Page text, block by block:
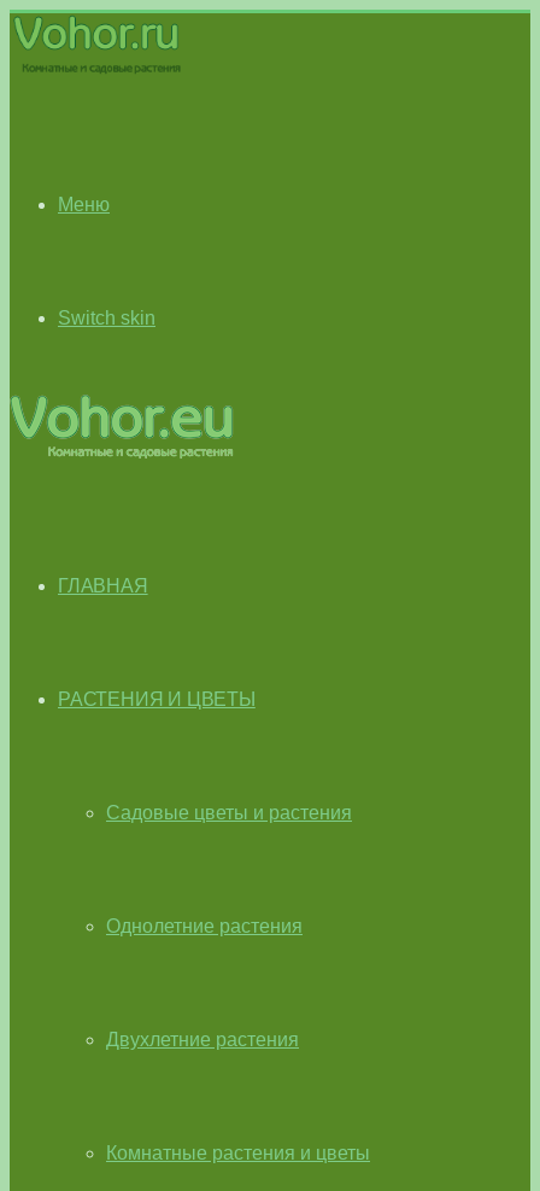
Меню
Switch skin
ГЛАВНАЯ
РАСТЕНИЯ И ЦВЕТЫ
Садовые цветы и растения
Однолетние растения
Двухлетние растения
Комнатные растения и цветы